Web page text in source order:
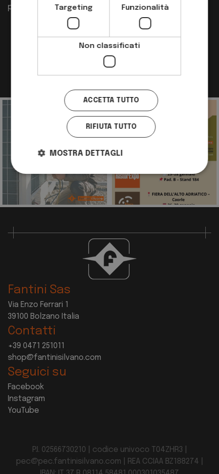
professionale senza compromessi.
Scopri di più su Rotor Italia:
Richiedi maggiori informazioni
Fantini Sas
Via Enzo Ferrari 1
39100 Bolzano Italia
Contatti
+39 0471 251011
shop@fantinisilvano.com
Seguici su
Facebook
Instagram
YouTube
P.I. 02566730210 | codice univoco T04ZHR3 |
pec@pec.fantinisilvano.com | REA CCIAA BZ188274 |
Targeting Funzionalità
Non classificati
ACCETTA TUTTO
RIFIUTA TUTTO
MOSTRA DETTAGLI